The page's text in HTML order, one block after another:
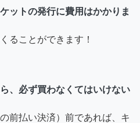
ットの発行に費用はかかりま
ることができます！
、必ず買わなくてはいけない
前払い決済）前であれば、キ